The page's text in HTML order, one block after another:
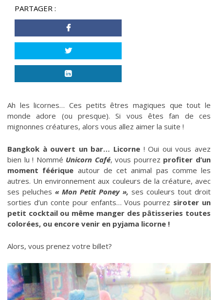
PARTAGER :
Ah les licornes… Ces petits êtres magiques que tout le
monde adore (ou presque). Si vous êtes fan de ces
mignonnes créatures, alors vous allez aimer la suite !
Bangkok à ouvert un bar… Licorne ! Oui oui vous avez
bien lu ! Nommé Unicorn Café, vous pourrez profiter d’un
moment féérique autour de cet animal pas comme les
autres. Un environnement aux couleurs de la créature, avec
ses peluches « Mon Petit Poney », ses couleurs tout droit
sorties d’un conte pour enfants… Vous pourrez siroter un
petit cocktail ou même manger des pâtisseries toutes
colorées, ou encore venir en pyjama licorne !
Alors, vous prenez votre billet?